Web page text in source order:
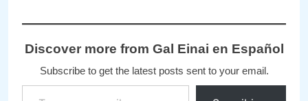
Discover more from Gal Einai en Español
Subscribe to get the latest posts sent to your email.
Type your email…